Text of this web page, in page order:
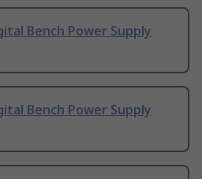
Bench Power Supply
Bench Power Supply